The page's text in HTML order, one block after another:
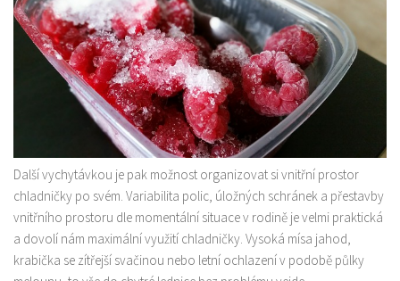
Další vychytávkou je pak možnost organizovat si vnitřní prostor
chladničky po svém. Variabilita polic, úložných schránek a přestavby
vnitřního prostoru dle momentální situace v rodině je velmi praktická
a dovolí nám maximální využití chladničky. Vysoká mísa jahod,
krabička se zítřejší svačinou nebo letní ochlazení v podobě půlky